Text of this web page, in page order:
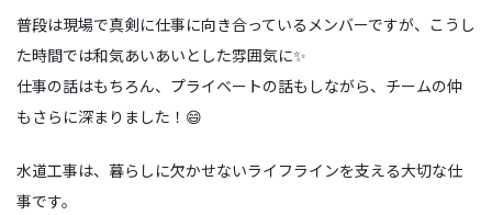
普段は現場で真剣に仕事に向き合っているメンバーですが、こうし
た時間では和気あいあいとした雰囲気に✨
仕事の話はもちろん、プライベートの話もしながら、チームの仲
もさらに深まりました！😄
水道工事は、暮らしに欠かせないライフラインを支える大切な仕
事です。